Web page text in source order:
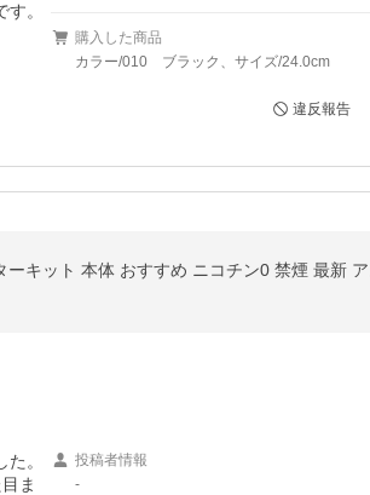
。
購入した商品
カラー/010 ブラック、サイズ/24.0cm
違反報告
。
ま
投稿者情報
-